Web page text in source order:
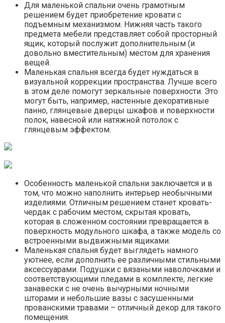
Для маленькой спальни очень грамотным
решением будет приобретение кровати с
подъемным механизмом. Нижняя часть такого
предмета мебели представляет собой просторный
ящик, который послужит дополнительным (и
довольно вместительным) местом для хранения
вещей.
Маленькая спальня всегда будет нуждаться в
визуальной коррекции пространства. Лучше всего
в этом деле помогут зеркальные поверхности. Это
могут быть, например, настенные декоративные
панно, глянцевые дверцы шкафов и поверхности
полок, навесной или натяжной потолок с
глянцевым эффектом.
Особенность маленькой спальни заключается и в
том, что можно наполнить интерьер необычными
изделиями. Отличным решением станет кровать-
чердак с рабочим местом, скрытая кровать,
которая в сложенном состоянии превращается в
поверхность модульного шкафа, а также модель со
встроенными выдвижными ящиками.
Маленькая спальня будет выглядеть намного
уютнее, если дополнить ее различными стильными
аксессуарами. Подушки с вязаными наволочками и
соответствующими пледами в комплекте, легкие
занавески с не очень вычурными ночными
шторами и небольшие вазы с засушенными
прованскими травами – отличный декор для такого
помещения.